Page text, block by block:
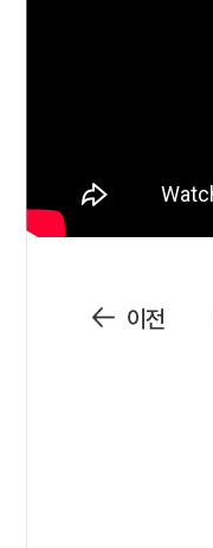
이전